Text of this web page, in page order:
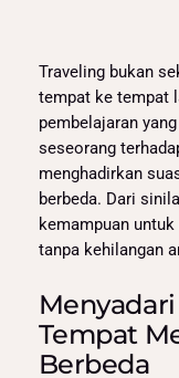
Traveling bukan
tempat ke tempat
pembelajaran
seseorang
menghadirkan
berbeda. Dari
kemampuan
tanpa kehilangan
Tempat
Berbeda